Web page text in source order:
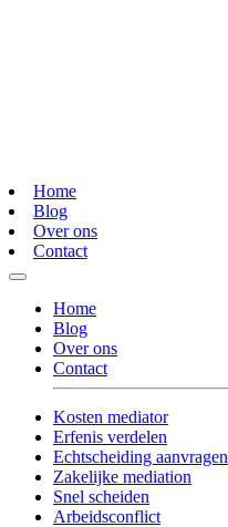
Home
Blog
Over ons
Contact
Home
Blog
Over ons
Contact
Kosten mediator
Erfenis verdelen
Echtscheiding aanvragen
Zakelijke mediation
Snel scheiden
Arbeidsconflict